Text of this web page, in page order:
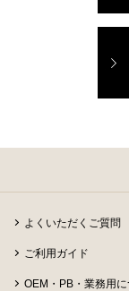
よくいただくご質問
ご利用ガイド
OEM・PB・業務用